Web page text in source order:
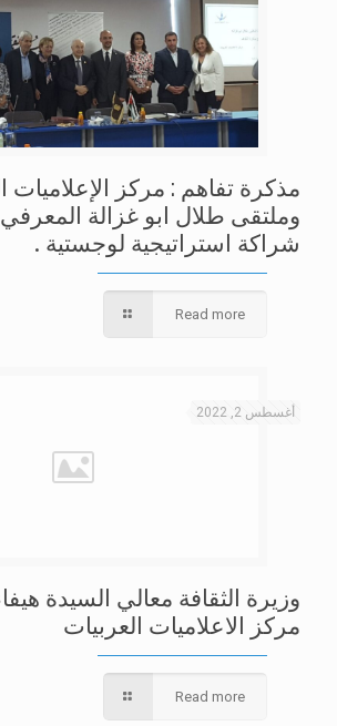
مذكرة تفاهم : مركز الإعلاميات
وملتقى طلال ابو غزالة
شراكة استراتيجية لوجستية .
Read more
أغسطس 2, 2022
وزيرة الثقافة معالي السيدة
مركز الاعلاميات العربيات
Read more